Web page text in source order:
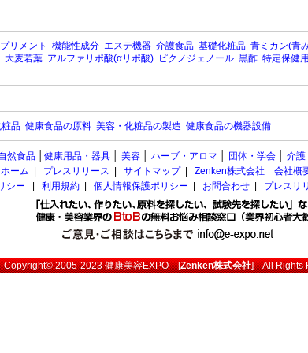
リメント 機能性成分 エステ機器 介護食品 基礎化粧品 青ミカン(青
大麦若葉 アルファリポ酸(αリポ酸) ピクノジェノール 黒酢 特定保健
品 健康食品の原料 美容・化粧品の製造 健康食品の機器設備
然食品 健康用品・器具 美容 ハーブ・アロマ 団体・学会 介護
ホーム
プレスリリース サイトマップ| Zenken株式会社 会社概
シー
利用規約 個人情報保護ポリシー お問合わせ プレスリ
Copyright© 2005-2023健康美容EXPO[Zenken株式会社] All Rights